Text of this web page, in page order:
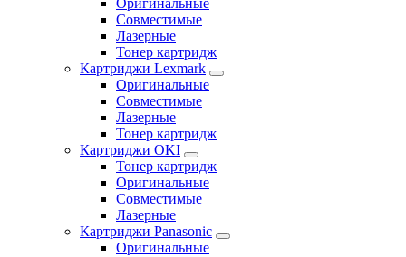
Оригинальные
Совместимые
Лазерные
Тонер картридж
Картриджи Lexmark
Оригинальные
Совместимые
Лазерные
Тонер картридж
Картриджи OKI
Тонер картридж
Оригинальные
Совместимые
Лазерные
Картриджи Panasonic
Оригинальные